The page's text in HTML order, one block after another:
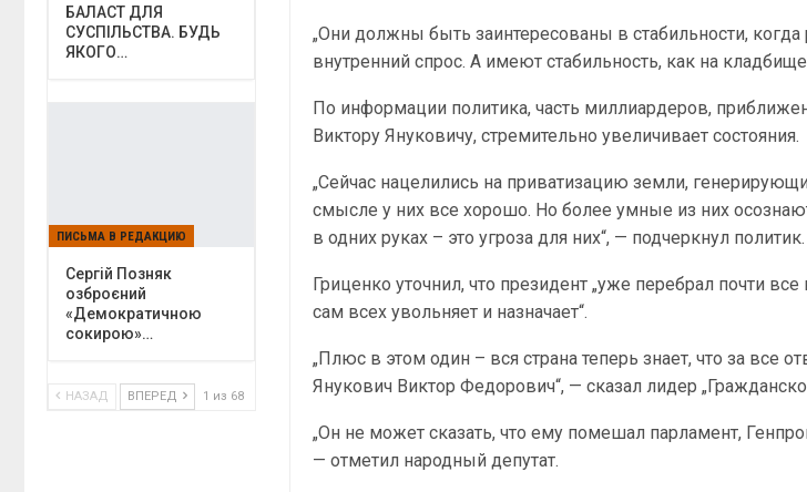
„Они должны быть заинтересованы в стабильности, когда
внутренний спрос. А имеют стабильность, как на
По информации политика, часть миллиардеров,
Виктору Януковичу, стремительно увеличивает состояния.
„Сейчас нацелились на приватизацию земли,
смысле у них все хорошо. Но более умные из них
в одних руках – это угроза для них“, — подчеркнул политик.
Гриценко уточнил, что президент „уже перебрал почти
сам всех увольняет и назначает“.
„Плюс в этом один – вся страна теперь знает, что за все
Янукович Виктор Федорович“, — сказал лидер
„Он не может сказать, что ему помешал парламент,
— отметил народный депутат.
БАЛАСТ ДЛЯ
СУСПІЛЬСТВА. БУДЬ
ЯКОГО…
ПИСЬМА В РЕДАКЦИЮ
Сергій Позняк
озброєний
«Демократичною
сокирою»…
НАЗАД ВПЕРЕД 1 из 68